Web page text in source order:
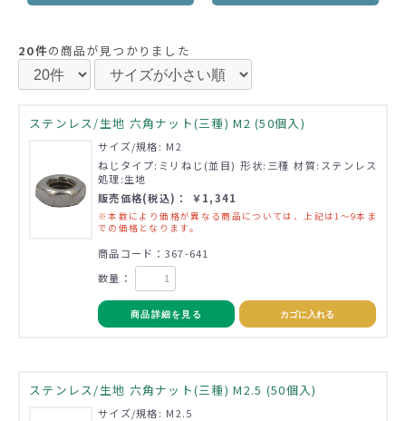
20件の商品が見つかりました
ステンレス/生地 六角ナット(三種) M2 (50個入)
サイズ/規格: M2
ねじタイプ:ミリねじ(並目) 形状:三種 材質:ステンレス
処理:生地
販売価格(税込)： ￥1,341
※本数により価格が異なる商品については、上記は1～9本ま
での価格となります。
商品コード：367-641
数量：
商品詳細を見る カゴに入れる
ステンレス/生地 六角ナット(三種) M2.5 (50個入)
サイズ/規格: M2.5